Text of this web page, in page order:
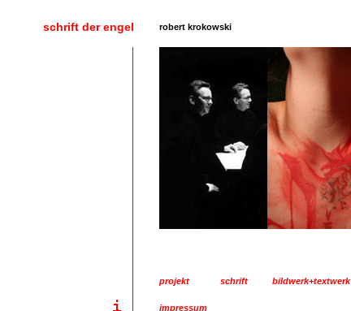
schrift der engel robert krokowski
projekt schrift bildwerk+textwerk
impressum